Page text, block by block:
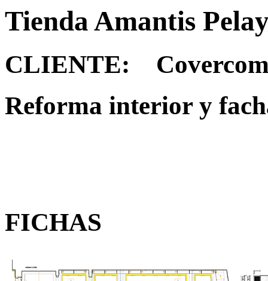
Tienda Amantis
CLIENTE:
Reforma interior y
FICHAS